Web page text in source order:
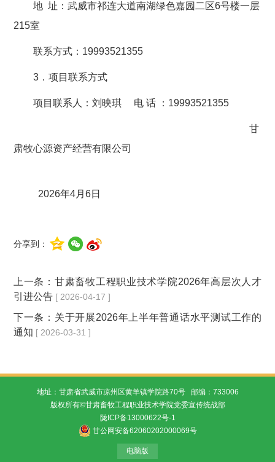
地 址：武威市祁连大道南湖绿色嘉园二区6号楼一层
215室
联系方式：19993521355
3．项目联系方式
项目联系人：刘映琪 电 话 ： 19993521355
甘
肃牧心源资产经营有限公司
2026年4月6日
分享到：
上一条： 甘肃畜牧工程职业技术学院2026年高层次人才
引进公告 [ 2026-04-17 ]
下一条： 关于开展2026年上半年普通话水平测试工作的
通知 [ 2026-03-31 ]
地址：甘肃省武威市凉州区黄羊镇学院路70号 邮编：733006
版权所有©甘肃畜牧工程职业技术学院党委宣传统战部
陇ICP备13000622号-1
甘公网安备62060202000069号
电脑版